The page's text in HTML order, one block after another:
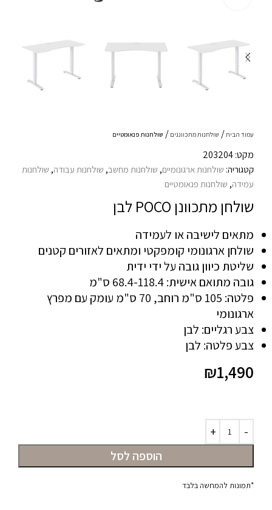
עמוד הבית שולחנות מתכווננים שולחנות פנאומטיים
מקט: 203204
קטגוריה: שולחנות ארגונומיים, שולחנות מחשב, שולחנות עבודה, שולחנות
עמידה, שולחנות פנאומטיים
שולחן מתכוונן POCO לבן
מתאים לישיבה או לעמידה
שולחן ארגונומי קומפקטי ומתאים לאזורים קטנים
שליטת כיוון גובה על ידי ידית
גובה מתואם אישית: 68.4-118.4 ס"מ
פלטה: 105 ס"מ רוחב, 70 ס"מ עומק עם מפרץ
ארגונומי
צבע רגליים: לבן
צבע פלטה: לבן
₪1,490
הוספה לסל
*תמונות להמחשה בלבד